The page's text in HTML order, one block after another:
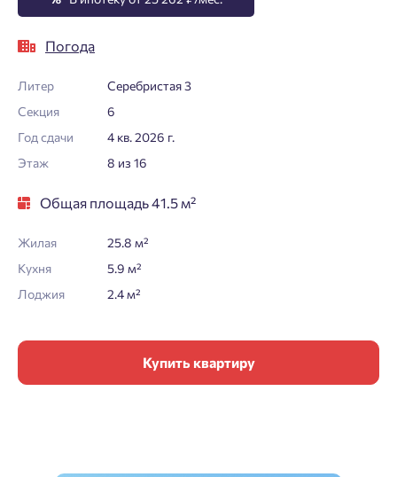
Погода
Литер
Серебристая 3
Секция
6
Год сдачи
4 кв. 2026 г.
Этаж
8 из 16
Общая площадь 41.5 м²
Жилая
25.8 м²
Кухня
5.9 м²
Лоджия
2.4 м²
Купить квартиру